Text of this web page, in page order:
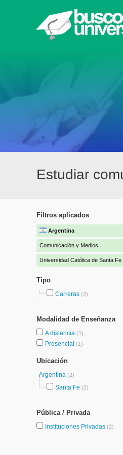
Estudiar
Filtros aplicados
Argentina
Comunicación y Medios
Universidad Católica de Santa Fe
Tipo
Carreras (2)
Modalidad de Enseñanza
A distancia (1)
Presencial (1)
Ubicación
Argentina (2)
Santa Fe (2)
Pública / Privada
Instituciones Privadas (2)